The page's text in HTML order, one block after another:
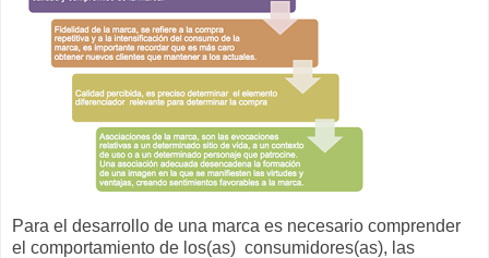
​​Para el desarrollo de una marca es necesario comprender
el comportamiento de los(as) consumidores(as), las